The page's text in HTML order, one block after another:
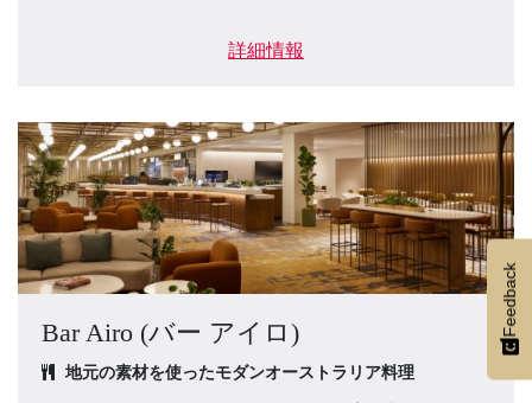
詳細情報
Bar Airo (バー アイロ)
地元の素材を使ったモダンオーストラリア料理
Feedback